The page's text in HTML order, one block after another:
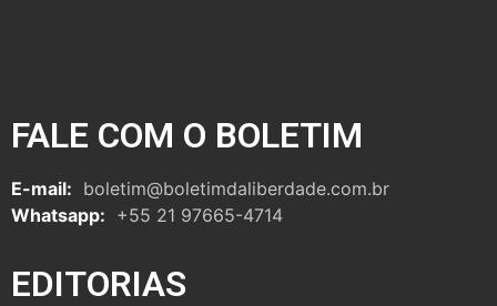
FALE COM O BOLETIM
E-mail: boletim@boletimdaliberdade.com.br
Whatsapp: +55 21 97665-4714
EDITORIAS